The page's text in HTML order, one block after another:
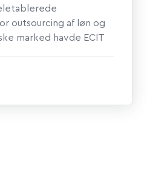
outsourcing af løn og
marked havde ECIT